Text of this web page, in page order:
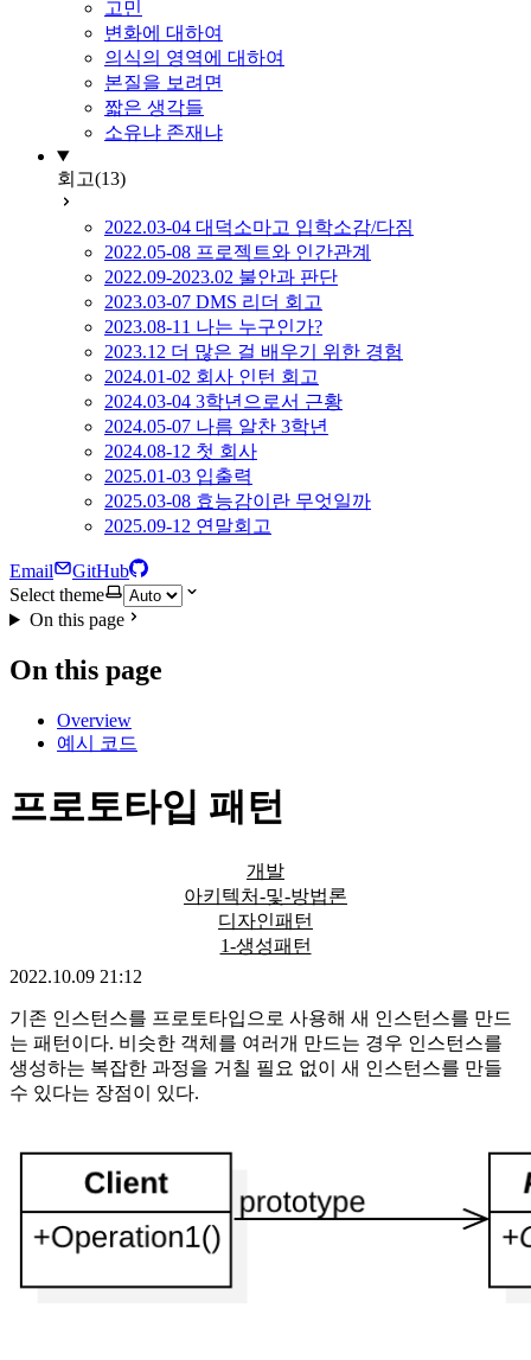
고민
변화에 대하여
의식의 영역에 대하여
본질을 보려면
짧은 생각들
소유냐 존재냐
회고(13)
2022.03-04 대덕소마고 입학소감/다짐
2022.05-08 프로젝트와 인간관계
2022.09-2023.02 불안과 판단
2023.03-07 DMS 리더 회고
2023.08-11 나는 누구인가?
2023.12 더 많은 걸 배우기 위한 경험
2024.01-02 회사 인턴 회고
2024.03-04 3학년으로서 근황
2024.05-07 나름 알찬 3학년
2024.08-12 첫 회사
2025.01-03 입출력
2025.03-08 효능감이란 무엇일까
2025.09-12 연말회고
Email
GitHub
Select theme
On this page
On this page
Overview
예시 코드
프로토타입 패턴
개발
아키텍처-및-방법론
디자인패턴
1-생성패턴
2022.10.09 21:12
기존 인스턴스를 프로토타입으로 사용해 새 인스턴스를 만드
는 패턴이다. 비슷한 객체를 여러개 만드는 경우 인스턴스를
생성하는 복잡한 과정을 거칠 필요 없이 새 인스턴스를 만들
수 있다는 장점이 있다.